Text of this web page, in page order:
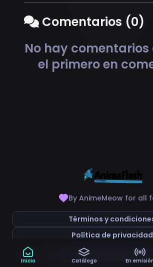
Comentarios (0)
No hay comentarios
el primero en
By AnimeMeow for all
Términos y
Política de privacidad
Inicio Catálogo En